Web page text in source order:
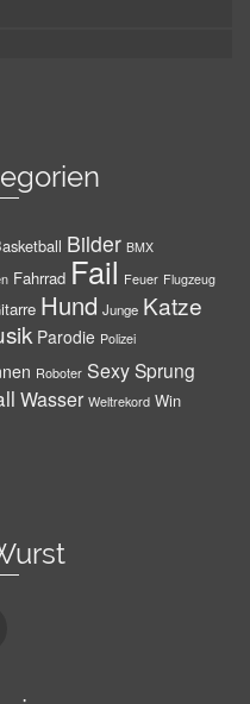
Bilder BMX
Fahrrad Fail Feuer Flugzeug
Hund Junge Katze
Parodie Polizei
Roboter SexySprung
Wasser Weltrekord Win